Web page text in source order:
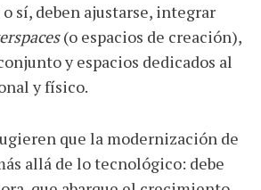
sí, deben ajustarse, integrar
(o espacios de creación),
y espacios dedicados al
y físico.
que la modernización de
allá de lo tecnológico: debe